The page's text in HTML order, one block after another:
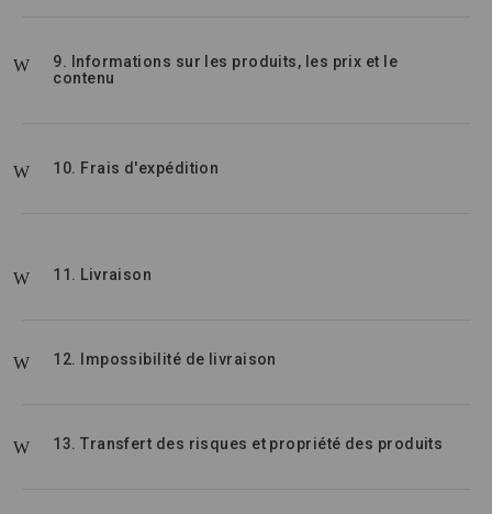
9. Informations sur les produits, les prix et le
contenu
10. Frais d'expédition
11. Livraison
12. Impossibilité de livraison
13. Transfert des risques et propriété des produits